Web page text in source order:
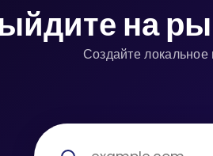
на
Создайте